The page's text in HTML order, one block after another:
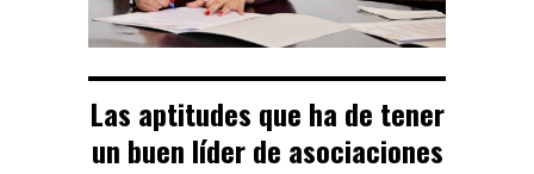
Las aptitudes que ha de tener
un buen líder de asociaciones